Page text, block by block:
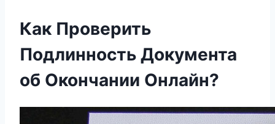
Как Проверить
Подлинность Документа
об Окончании Онлайн?